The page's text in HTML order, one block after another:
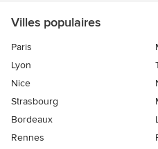
Villes populaires
Paris
Lyon
Nice
Strasbourg
Bordeaux
Rennes